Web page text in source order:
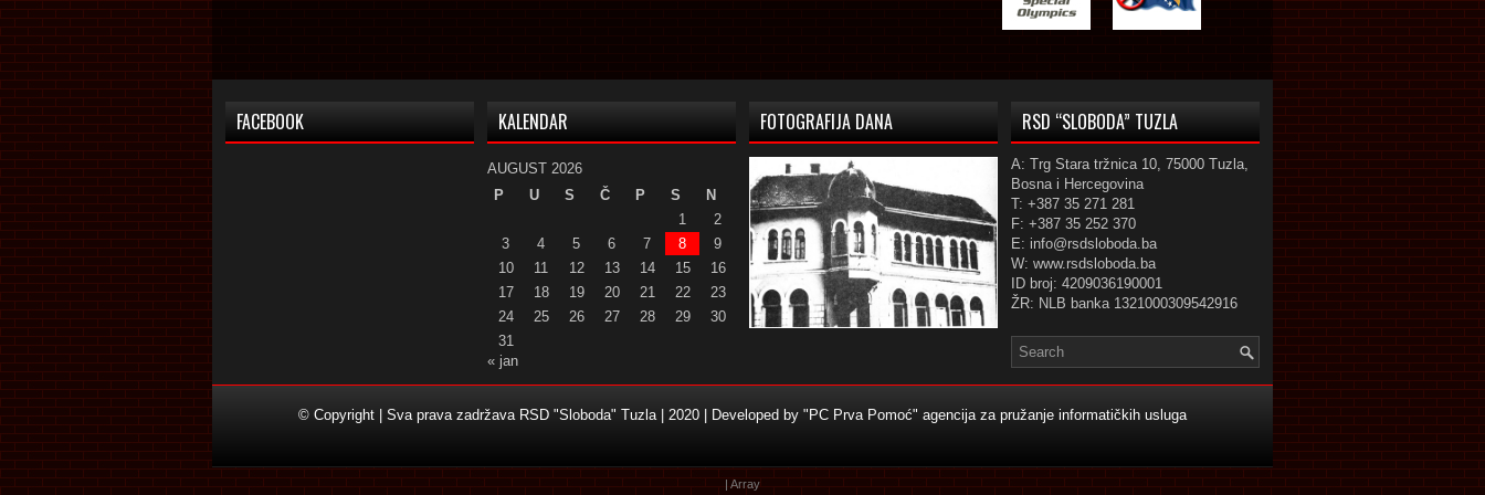
FACEBOOK KALENDAR
AUGUST 2026
P
U S Č P S
N
1
2
3
4 5 6 7 8
9
10
11 12 13 14 15
16
17
18 19 20 21 22
23
24
25 26 27 28 29
30
31
« jan
FOTOGRAFIJA DANA RSD “SLOBODA” TUZLA
A: Trg Stara tržnica 10, 75000 Tuzla,
Bosna i Hercegovina
T: +387 35 271 281
F: +387 35 252 370
E: info@rsdsloboda.ba
W: www.rsdsloboda.ba
ID broj: 4209036190001
ŽR: NLB banka 1321000309542916
© Copyright | Sva prava zadržava RSD "Sloboda" Tuzla | 2020 | Developed by "PC Prva Pomoć" agencija za pružanje informatičkih usluga
| Array